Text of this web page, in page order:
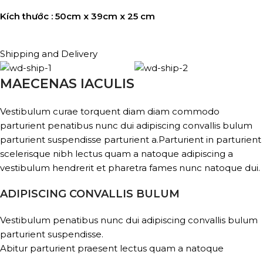
Kích thước : 50cm x 39cm x 25 cm
Shipping and Delivery
MAECENAS IACULIS
Vestibulum curae torquent diam diam commodo
parturient penatibus nunc dui adipiscing convallis bulum
parturient suspendisse parturient a.Parturient in parturient
scelerisque nibh lectus quam a natoque adipiscing a
vestibulum hendrerit et pharetra fames nunc natoque dui.
ADIPISCING CONVALLIS BULUM
Vestibulum penatibus nunc dui adipiscing convallis bulum
parturient suspendisse.
Abitur parturient praesent lectus quam a natoque